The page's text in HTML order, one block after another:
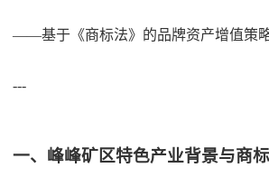
——基于《商标法》的品牌资产增值策
---
一、峰峰矿区特色产业背景与商